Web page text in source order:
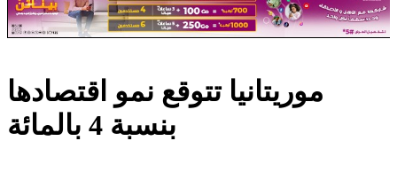
موريتانيا تتوقع نمو اقتصادها
بنسبة 4 بالمائة